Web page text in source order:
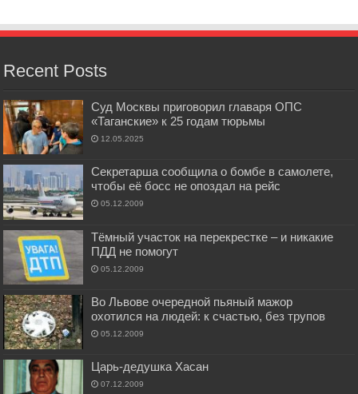
Recent Posts
Суд Москвы приговорил главаря ОПС
«Таганские» к 25 годам тюрьмы
12.05.2025
Секретарша сообщила о бомбе в самолете,
чтобы её босс не опоздал на рейс
05.12.2009
Тёмный участок на перекрестке – и никакие
ПДД не помогут
05.12.2009
Во Львове очередной пьяный мажор
охотился на людей: к счастью, без трупов
05.12.2009
Царь-дедушка Хасан
07.12.2009